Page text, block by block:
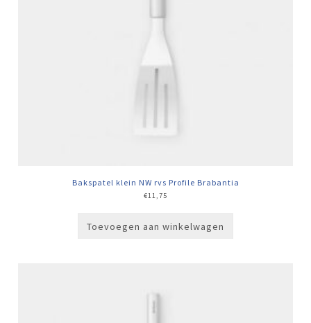
Bakspatel klein NW rvs Profile Brabantia
€11,75
Toevoegen aan winkelwagen